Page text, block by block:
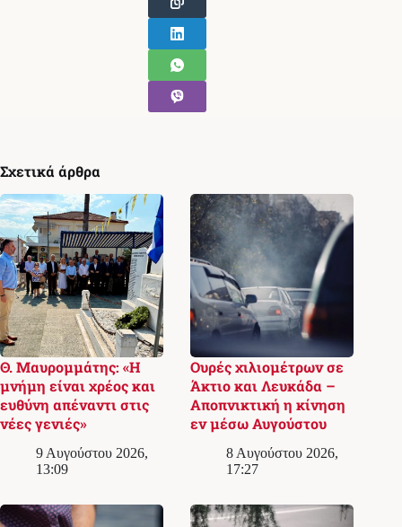
Σχετικά άρθρα
Θ. Μαυρομμάτης: «Η
μνήμη είναι χρέος και
ευθύνη απέναντι στις
νέες γενιές»
9 Αυγούστου 2026,
13:09
Ουρές χιλιομέτρων σε
Άκτιο και Λευκάδα –
Αποπνικτική η κίνηση
εν μέσω Αυγούστου
8 Αυγούστου 2026,
17:27